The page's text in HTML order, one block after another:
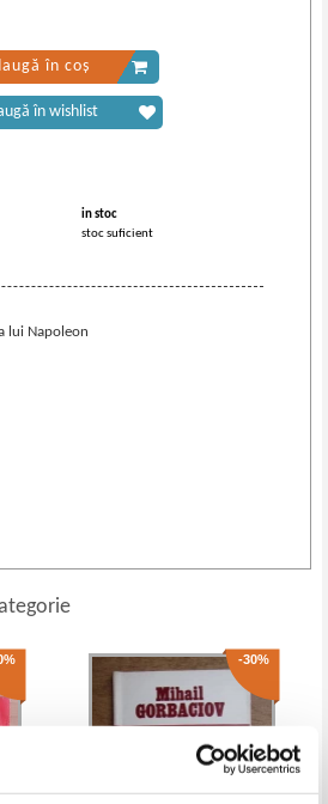
in stoc
stoc suficient
lui Napoleon
în coș
în wishlist
-30%